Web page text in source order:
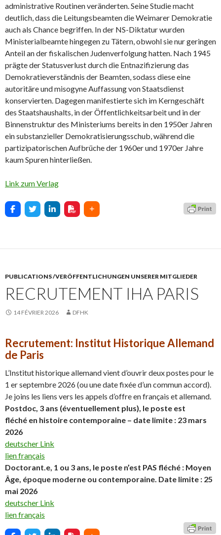
administrative Routinen veränderten. Seine Studie macht
deutlich, dass die Leitungsbeamten die Weimarer Demokratie
auch als Chance begriffen. In der NS-Diktatur wurden
Ministerialbeamte hingegen zu Tätern, obwohl sie nur geringen
Anteil an der fiskalischen Judenverfolgung hatten. Nach 1945
prägte der Statusverlust durch die Entnazifizierung das
Demokratieverständnis der Beamten, sodass diese eine
autoritäre und misogyne Auffassung von Staatsdienst
konservierten. Dagegen manifestierte sich im Kerngeschäft
des Staatshaushalts, in der Öffentlichkeitsarbeit und in der
Binnenstruktur des Ministeriums bereits in den 1950er Jahren
ein substanzieller Demokratisierungsschub, während die
partizipatorischen Aufbrüche der 1960er und 1970er Jahre
kaum Spuren hinterließen.
Link zum Verlag
PUBLICATIONS /VERÖFFENTLICHUNGEN UNSERER MITGLIEDER
RECRUTEMENT IHA PARIS
14 FÉVRIER 2026 DFHK
Recrutement: Institut Historique Allemand
de Paris
L’Institut historique allemand vient d’ouvrir deux postes pour le
1 er septembre 2026 (ou une date fixée d’un commun accord).
Je joins les liens vers les appels d’offre en français et allemand.
Postdoc, 3 ans (éventuellement plus), le poste est
fléché en histoire contemporaine – date limite : 23 mars
2026
deutscher Link
lien français
Doctorant.e, 1 ou 3 ans, le poste n’est PAS fléché : Moyen
Âge, époque moderne ou contemporaine. Date limite : 25
mai 2026
deutscher Link
lien français